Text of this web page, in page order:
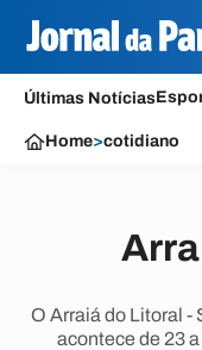
Últimas Notícias
Home>cotidiano
O Arraiá do Litoral -
acontece de 23